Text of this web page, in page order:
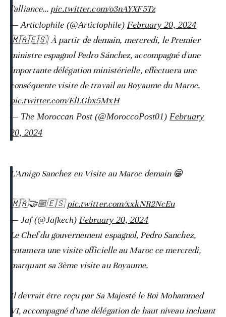
l'alliance… pic.twitter.com/o3nAYXF5Tz
— Articlophile (@Articlophile) February 20, 2024
🇲🇦🇪🇸| À partir de demain, mercredi, le Premier
ministre espagnol Pedro Sánchez, accompagné d'une
importante délégation ministérielle, effectuera une
conséquente visite de travail au Royaume du Maroc.
pic.twitter.com/ElLGbx5MxH
— The Moroccan Post (@MoroccoPost01) February
20, 2024
L'Amigo Sanchez en Visite au Maroc demain 😁
🇲🇦🤝🏼🇪🇸pic.twitter.com/xxkNR2NcEu
— Jaf (@Jafkech) February 20, 2024
Le Chef du gouvernement espagnol, Pedro Sanchez,
entamera une visite officielle au Maroc ce mercredi,
marquant sa 3ème visite au Royaume.
Il devrait être reçu par Sa Majesté le Roi Mohammed
VI, accompagné d'une délégation de haut niveau incluant